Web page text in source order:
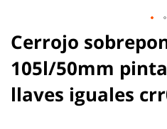
Cerrojo
105l/50mm
llaves iguales
Saltar
al
comienzo
de
la
galería